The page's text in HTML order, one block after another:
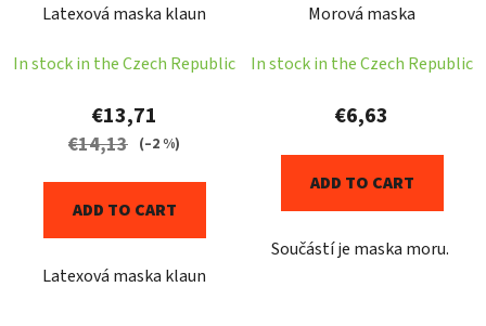
Latexová maska klaun
In stock in the Czech Republic
€13,71
€14,13 (–2 %)
ADD TO CART
Latexová maska klaun
Morová maska
In stock in the Czech Republic
€6,63
ADD TO CART
Součástí je maska moru.